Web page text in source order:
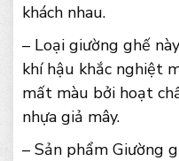
khách nhau.
– Loại giường ghế
khí hậu khắc nghiệt
mất màu bởi hoạt
nhựa giả mây.
– Sản phẩm Giường